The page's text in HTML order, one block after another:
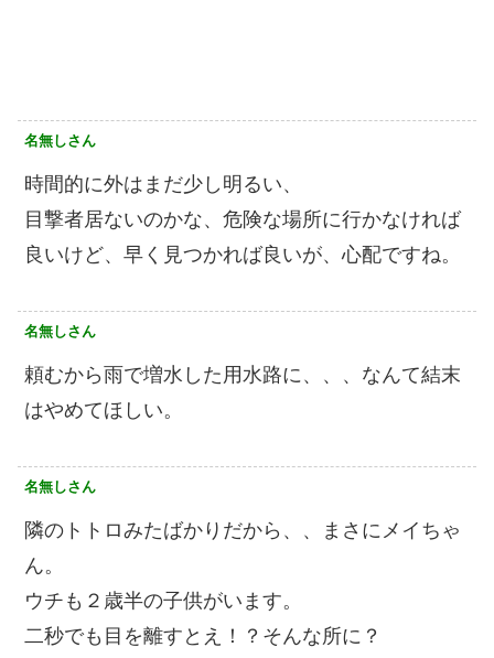
名無しさん
時間的に外はまだ少し明るい、
目撃者居ないのかな、危険な場所に行かなければ
良いけど、早く見つかれば良いが、心配ですね。
名無しさん
頼むから雨で増水した用水路に、、、なんて結末
はやめてほしい。
名無しさん
隣のトトロみたばかりだから、、まさにメイちゃ
ん。
ウチも２歳半の子供がいます。
二秒でも目を離すとえ！？そんな所に？